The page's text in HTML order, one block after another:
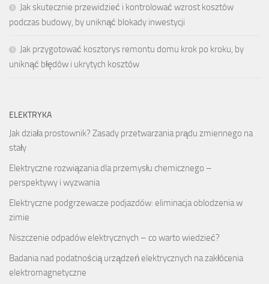
Jak skutecznie przewidzieć i kontrolować wzrost kosztów
podczas budowy, by uniknąć blokady inwestycji
Jak przygotować kosztorys remontu domu krok po kroku, by
uniknąć błędów i ukrytych kosztów
ELEKTRYKA
Jak działa prostownik? Zasady przetwarzania prądu zmiennego na
stały
Elektryczne rozwiązania dla przemysłu chemicznego –
perspektywy i wyzwania
Elektryczne podgrzewacze podjazdów: eliminacja oblodzenia w
zimie
Niszczenie odpadów elektrycznych – co warto wiedzieć?
Badania nad podatnością urządzeń elektrycznych na zakłócenia
elektromagnetyczne